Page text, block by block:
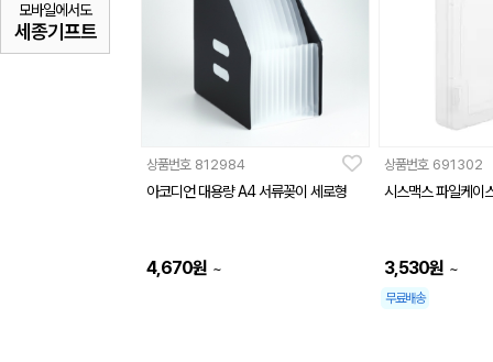
모바일에서도
세종기프트
상품번호 812984
아코디언 대용량 A4 서류꽂이 세로형
4,670원 ~
상품번호 691302
시스맥스 파일케이
3,530원 ~
무료배송